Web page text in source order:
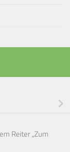
Reiter „Zum